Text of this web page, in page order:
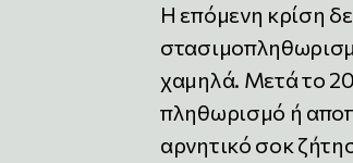
Η επόμενη κρίση
χαμηλά. Μετά το
πληθωρισμό ή
αρνητικό σοκ